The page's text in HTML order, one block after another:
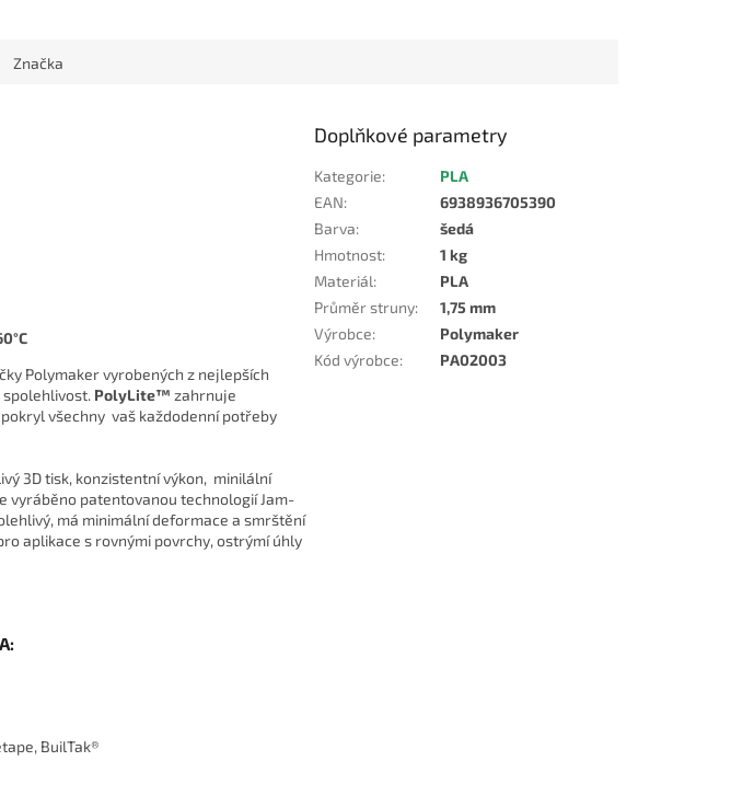
Značka
Polymaker vyrobených z nejlepších
PolyLite™ zahrnuje
pokryl všechny vaš každodenní potřeby
3D tisk, konzistentní výkon, minilální
vyráběno patentovanou technologií Jam-
má minimální deformace a smrštění
aplikace s rovnými povrchy, ostrýmí úhly
BuilTak®
Doplňkové parametry
Kategorie:
PLA
EAN:
6938936705390
Barva:
šedá
Hmotnost:
1 kg
Materiál:
PLA
Průměr struny:
1,75 mm
Výrobce:
Polymaker
Kód výrobce: PA02003